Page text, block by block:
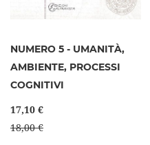
NUMERO 5 - UMANITÀ,
AMBIENTE, PROCESSI
COGNITIVI
17,10 €
18,00 €